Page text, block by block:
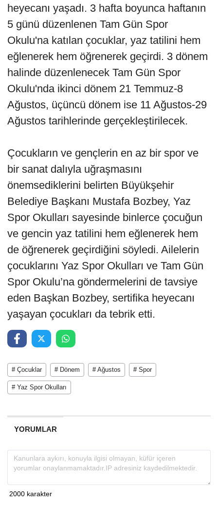
heyecanı yaşadı. 3 hafta boyunca haftanın
5 günü düzenlenen Tam Gün Spor
Okulu'na katılan çocuklar, yaz tatilini hem
eğlenerek hem öğrenerek geçirdi. 3 dönem
halinde düzenlenecek Tam Gün Spor
Okulu'nda ikinci dönem 21 Temmuz-8
Ağustos, üçüncü dönem ise 11 Ağustos-29
Ağustos tarihlerinde gerçekleştirilecek.
Çocukların ve gençlerin en az bir spor ve
bir sanat dalıyla uğraşmasını
önemsediklerini belirten Büyükşehir
Belediye Başkanı Mustafa Bozbey, Yaz
Spor Okulları sayesinde binlerce çocuğun
ve gencin yaz tatilini hem eğlenerek hem
de öğrenerek geçirdiğini söyledi. Ailelerin
çocuklarını Yaz Spor Okulları ve Tam Gün
Spor Okulu’na göndermelerini de tavsiye
eden Başkan Bozbey, sertifika heyecanı
yaşayan çocukları da tebrik etti.
# Çocuklar # Dönem # Ağustos # Spor
# Yaz Spor Okulları
YORUMLAR